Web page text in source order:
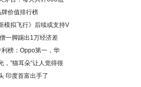
价值排行榜
模拟飞行》后续或支持V
一脚踢出1万经济差
榜：Oppo第一，华
，”猫耳朵“让人觉得很
印度首富出手了